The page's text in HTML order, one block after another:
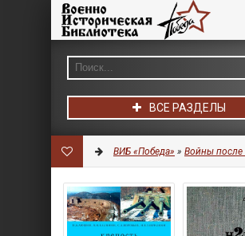
ВСЕ РАЗДЕЛЫ
ВИБ «Победа» » Войны после